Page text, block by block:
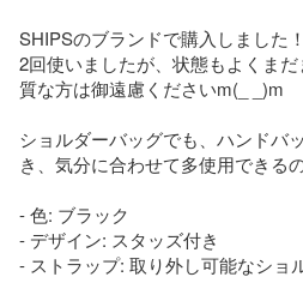
SHIPSのブランドで購入しました！
2回使いましたが、状態もよくま
質な方は御遠慮くださいm(_ _)m
ショルダーバッグでも、ハンドバ
き、気分に合わせて多使用できる
- 色: ブラック
- デザイン: スタッズ付き
- ストラップ: 取り外し可能なショ